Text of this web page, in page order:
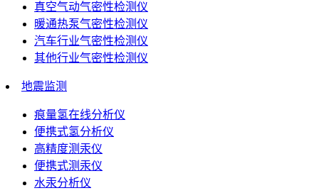
真空气动气密性检测仪
暖通热泵气密性检测仪
汽车行业气密性检测仪
其他行业气密性检测仪
地震监测
痕量氢在线分析仪
便携式氢分析仪
高精度测汞仪
便携式测汞仪
水汞分析仪